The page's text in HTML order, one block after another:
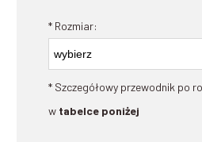
* Rozmiar:
* Szczegółowy przewodnik po
w tabelce poniżej